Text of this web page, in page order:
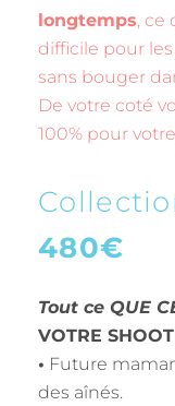
longtemps, ce
difficile pour
sans bouger
De votre coté
100% pour
480€
Tout ce QUE
VOTRE
• Future
des aînés.